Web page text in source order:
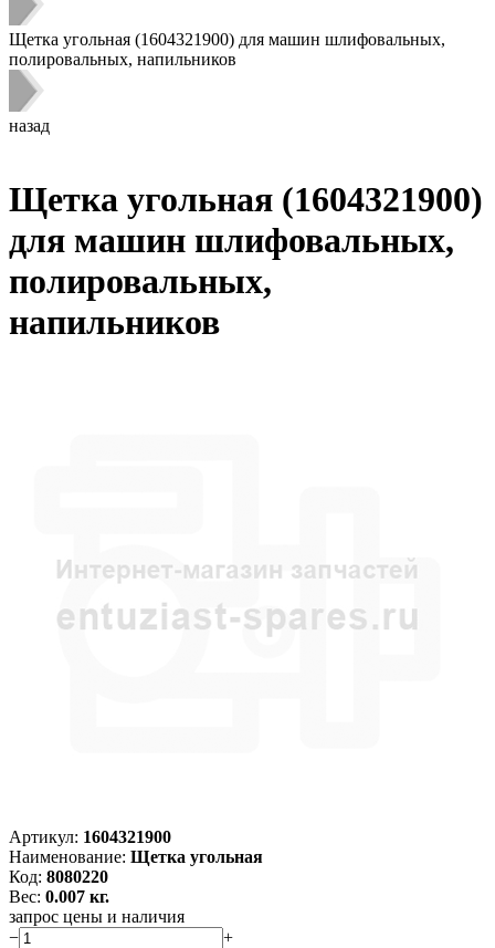
Щетка угольная (1604321900) для машин шлифовальных,
полировальных, напильников
назад
Щетка угольная (1604321900)
для машин шлифовальных,
полировальных,
напильников
Артикул: 1604321900
Наименование: Щетка угольная
Код: 8080220
Вес: 0.007 кг.
запрос цены и наличия
−
+